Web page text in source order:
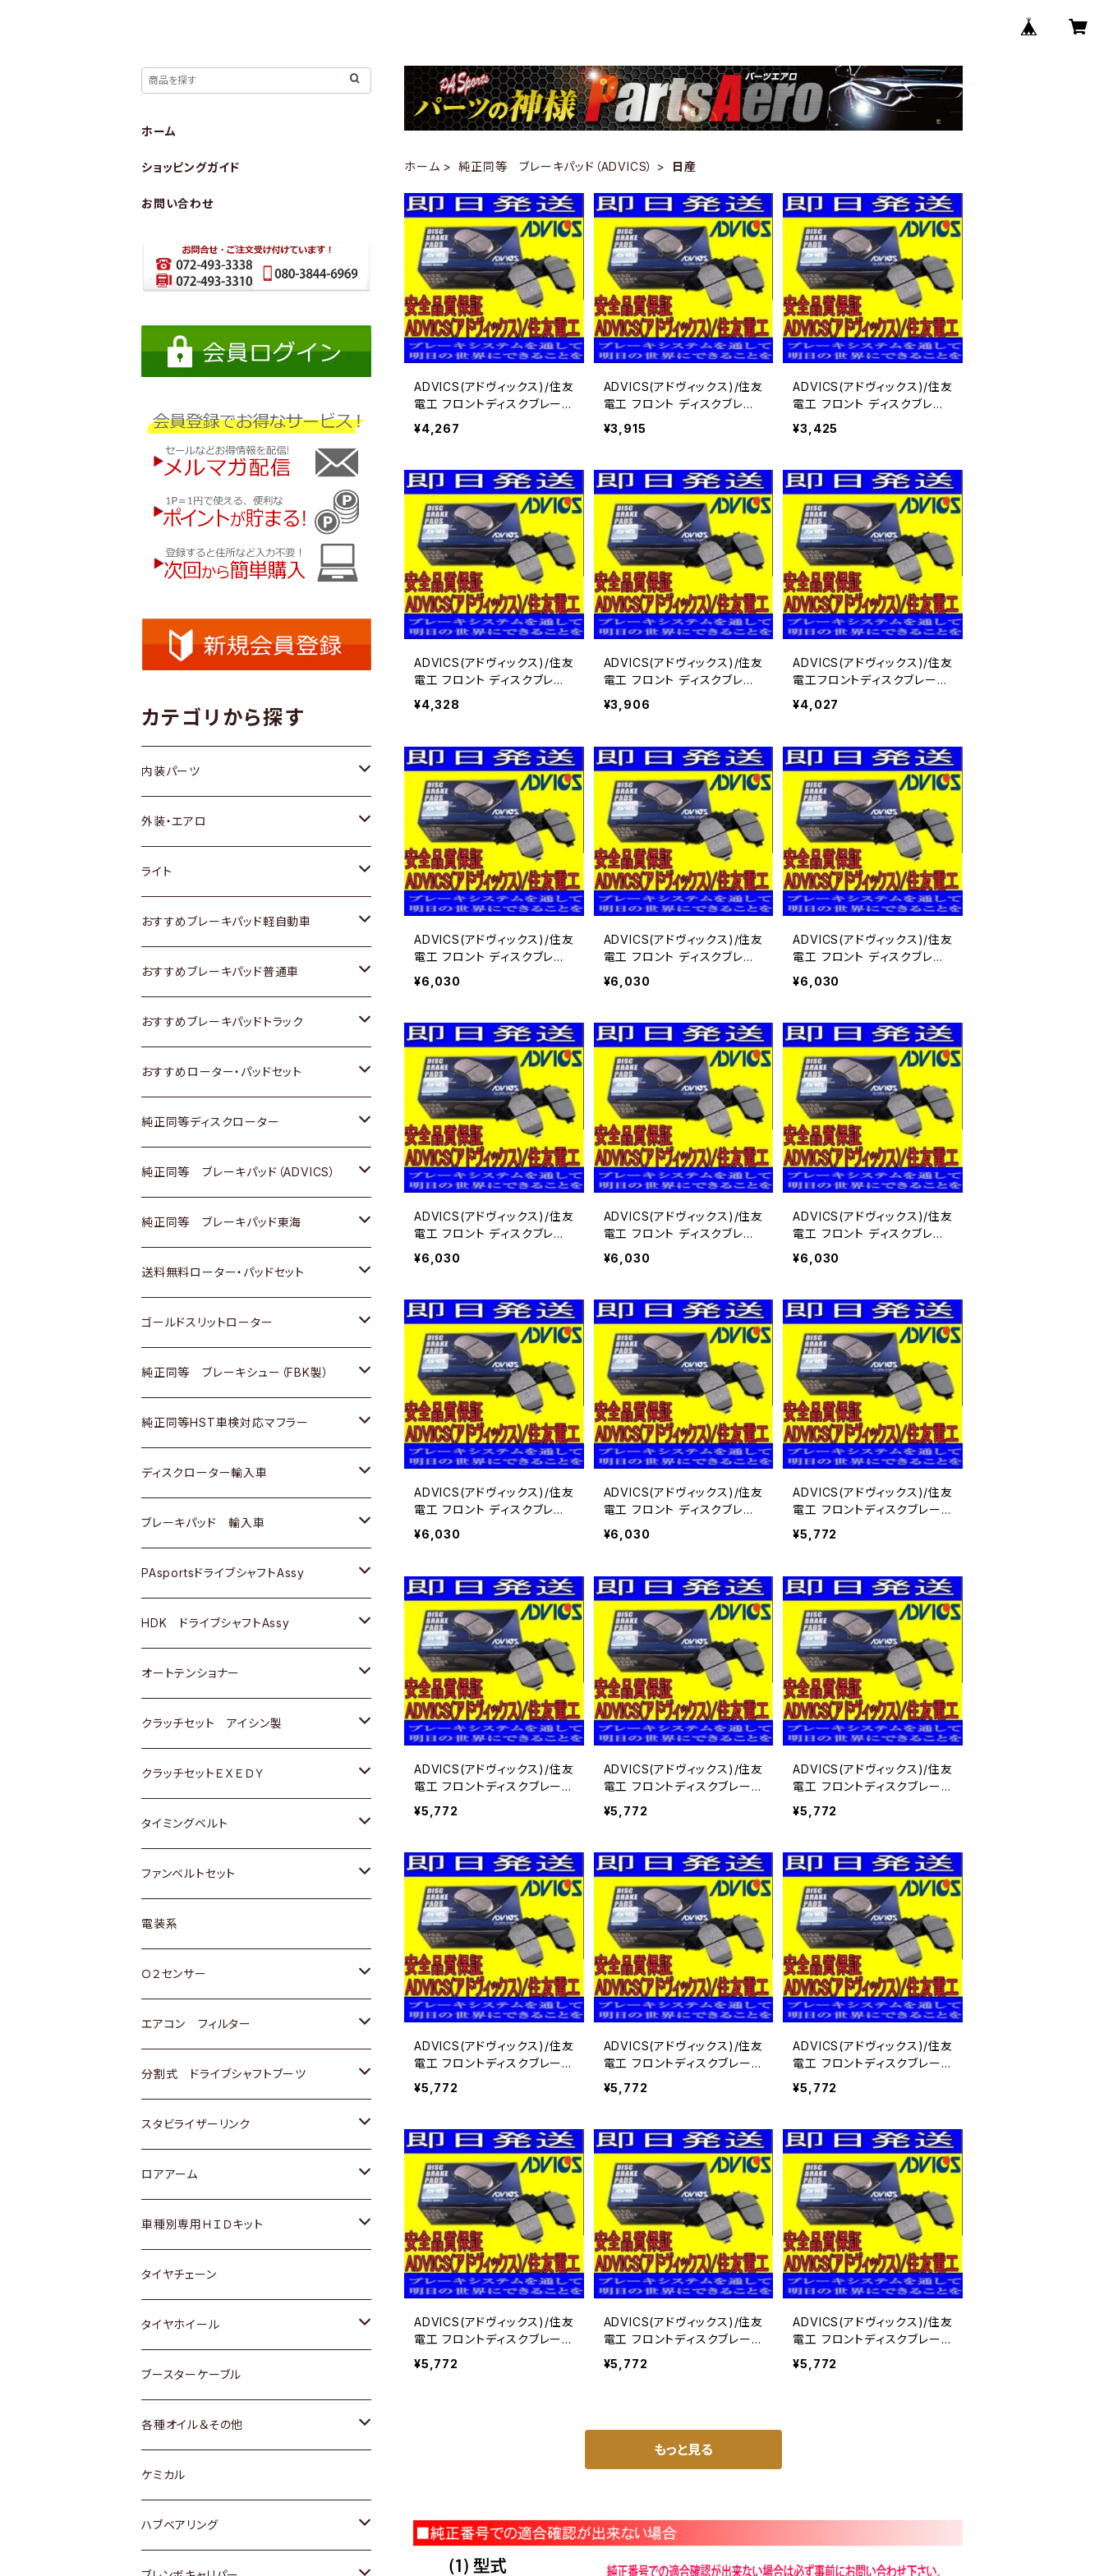
ホーム 純正同等 ブレーキパッド（ADVICS） 日産
ADVICS(アドヴィックス)/住友
電工 フロントディスクブレーキ
パッド キャロル AC6R 用 SN
576
¥4,267
ADVICS(アドヴィックス)/住友
電工 フロント ディスクブレー
キパッド クリッパー U71TP/U
72TP 用 SN876
¥3,915
ADVICS(アドヴィックス)/住友
電工 フロント ディスクブレー
キパッド スクラム DL51V/DM
51V 用 SN554
¥3,425
ADVICS(アドヴィックス)/住友
電工 フロント ディスクブレー
キパッド マックス L950S/L96
0S 用 SN871
¥4,328
ADVICS(アドヴィックス)/住友
電工 フロント ディスクブレー
キパッド マックス L950S/L96
0S 用 SN875
¥3,906
ADVICS(アドヴィックス)/住友
電工フロントディスクブレーキ
パット ミニキャブ U41TP/U42
TP（前期） 用 SN645
¥4,027
ADVICS(アドヴィックス)/住友
電工 フロント ディスクブレー
キパッド プレサージュ TU31
用 SN899P
¥6,030
ADVICS(アドヴィックス)/住友
電工 フロント ディスクブレー
キパッド プレサージュ TNU
31 用 SN899P
¥6,030
ADVICS(アドヴィックス)/住友
電工 フロント ディスクブレー
キパッド プレサージュ PU31
用 SN899P
¥6,030
ADVICS(アドヴィックス)/住友
電工 フロント ディスクブレー
キパッド プレサージュ PNU3
1 用 SN899P
¥6,030
ADVICS(アドヴィックス)/住友
電工 フロント ディスクブレー
キパッド エルグランド NE51
用 SN899P
¥6,030
ADVICS(アドヴィックス)/住友
電工 フロント ディスクブレー
キパッド エルグランド MNE5
1 用 SN899P
¥6,030
ADVICS(アドヴィックス)/住友
電工 フロント ディスクブレー
キパッド エルグランド ME51
用 SN899P
¥6,030
ADVICS(アドヴィックス)/住友
電工 フロント ディスクブレー
キパッド エルグランド E51 用
SN899P
¥6,030
ADVICS(アドヴィックス)/住友
電工 フロントディスクブレーキ
パッド キャラバン DQGE25 用
SN900P
¥5,772
ADVICS(アドヴィックス)/住友
電工 フロントディスクブレーキ
パッド キャラバン VWME25
用 SN900P
¥5,772
ADVICS(アドヴィックス)/住友
電工 フロントディスクブレーキ
パッド キャラバン VPE25 用 S
N900P
¥5,772
ADVICS(アドヴィックス)/住友
電工 フロントディスクブレーキ
パッド キャラバン CWGE25 用
SN900P
¥5,772
ADVICS(アドヴィックス)/住友
電工 フロントディスクブレーキ
パッド キャラバン CQGE25 用
SN900P
¥5,772
ADVICS(アドヴィックス)/住友
電工 フロントディスクブレーキ
パッド キャラバン QGE25 用
SN900P
¥5,772
ADVICS(アドヴィックス)/住友
電工 フロントディスクブレーキ
パッド キャラバン VWE25 用
SN900P
¥5,772
ADVICS(アドヴィックス)/住友
電工 フロントディスクブレーキ
パッド キャラバン QE25 用 S
N900P
¥5,772
ADVICS(アドヴィックス)/住友
電工 フロントディスクブレーキ
パッド キャラバン DWGE25 用
SN900P
¥5,772
ADVICS(アドヴィックス)/住友
電工 フロントディスクブレーキ
パッド キャラバン DWMGE25
用 SN900P
¥5,772
もっと見る
ホーム
ショッピングガイド
お問い合わせ
カテゴリから探す
内装パーツ
トヨタ
ホンダ
スズキ
日産
いすゞ
ダイハツ
マツダ
三菱
スバル
日野
三菱ふそう
ＢＭＷ
外装・エアロ
トヨタ
ホンダ
スズキ
日産
いすゞ
ダイハツ
マツダ
三菱
日野
三菱ふそう
ライト
トヨタ
スズキ
日産
いすゞ
ダイハツ
三菱
日野
三菱ふそう
その他
おすすめブレーキパッド軽自動車
トヨタ
ホンダ
スズキ
日産
ダイハツ
マツダ
三菱
スバル
おすすめブレーキパッド普通車
トヨタ
ホンダ
スズキ
日産
いすゞ
ダイハツ
マツダ
三菱
スバル
おすすめブレーキパッドトラック
トヨタ
日産
いすゞ
ダイハツ
マツダ
三菱
おすすめローター・パッドセット
トヨタ
ホンダ
スズキ
日産
ダイハツ
マツダ
三菱
スバル
純正同等ディスクローター
トヨタ
ホンダ
スズキ
日産
いすゞ
ダイハツ
マツダ
三菱
スバル
ＢＥＮＺ
純正同等 ブレーキパッド（ADVICS）
トヨタ
ホンダ
スズキ
日産
ダイハツ
マツダ
三菱
スバル
純正同等 ブレーキパッド東海
トヨタ
ホンダ
日産
いすゞ
ダイハツ
マツダ
三菱
スバル
送料無料ローター・パッドセット
トヨタ
ホンダ
スズキ
日産
ダイハツ
マツダ
三菱
スバル
ゴールドスリットローター
トヨタ
ホンダ
スズキ
日産
ダイハツ
マツダ
三菱
スバル
純正同等 ブレーキシュー（FBK製）
ホンダ
スズキ
日産
ダイハツ
マツダ
三菱
スバル
純正同等HST車検対応マフラー
トヨタ
ホンダ
スズキ
日産
いすゞ
ダイハツ
マツダ
三菱
スバル
日野
ディスクローター輸入車
ＡＵＤＩ
ＢＥＮＺ
ＢＭＷ
GOLF
ＷＡＧＥＮ
アストロ（シボレー）
クライスラー
ブレーキパッド 輸入車
ＢＥＮＺ
ＢＭＷ
ＷＡＧＥＮ
ＶＯＬＶＯ
PAsportsドライブシャフトAssy
トヨタ
ホンダ
スズキ
日産
ダイハツ
マツダ
三菱
スバル
HDK ドライブシャフトAssy
スズキ
ダイハツ
日産
ホンダ
マツダ
オートテンショナー
トヨタ
クラッチセット アイシン製
ホンダ
スズキ
ダイハツ
マツダ
三菱
スバル
クラッチセットＥＸＥＤＹ
ホンダ
スズキ
日産
ダイハツ
マツダ
三菱
スバル
タイミングベルト
トヨタ
スズキ
ダイハツ
三菱
スバル
ファンベルトセット
トヨタ
ホンダ
スズキ
日産
いすゞ
ダイハツ
マツダ
三菱
スバル
レクサス
電装系
Ｏ２センサー
トヨタ
ホンダ
スズキ
日産
ダイハツ
マツダ
三菱
スバル
エアコン フィルター
トヨタ
ホンダ
スズキ
日産
いすゞ
ダイハツ
マツダ
三菱
スバル
分割式 ドライブシャフトブーツ
トヨタ
ホンダ
スズキ
日産
ダイハツ
スバル
スタビライザーリンク
トヨタ
ホンダ
スズキ
日産
ダイハツ
マツダ
ロアアーム
ホンダ
スズキ
日産
ダイハツ
マツダ
スバル
車種別専用ＨＩＤキット
トヨタ
マツダ
タイヤチェーン
タイヤホイール
トヨタ
ホンダ
スズキ
日産
ブースターケーブル
各種オイル＆その他
ディーデル洗浄添加剤
ケミカル
ハブベアリング